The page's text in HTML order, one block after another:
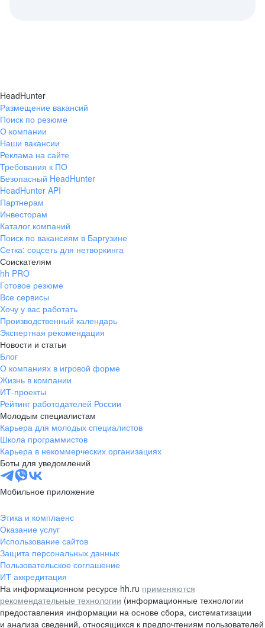
HeadHunter
Размещение вакансий
Поиск по резюме
О компании
Наши вакансии
Реклама на сайте
Требования к ПО
Безопасный HeadHunter
HeadHunter API
Партнерам
Инвесторам
Каталог компаний
Поиск по вакансиям в Баргузине
Сетка: соцсеть для нетворкинга
Соискателям
hh PRO
Готовое резюме
Все сервисы
Хочу у вас работать
Производственный календарь
Экспертная рекомендация
Новости и статьи
Блог
О компаниях в игровой форме
Жизнь в компании
ИТ-проекты
Рейтинг работодателей России
Молодым специалистам
Карьера для молодых специалистов
Школа программистов
Карьера в некоммерческих организациях
Боты для уведомлений
Мобильное приложение
Этика и комплаенс
Оказание услуг
Использование сайтов
Защита персональных данных
Пользовательское соглашение
ИТ аккредитация
На информационном ресурсе hh.ru применяются
рекомендательные технологии (информационные технологии
предоставления информации на основе сбора, систематизации
и анализа сведений, относящихся к предпочтениям пользователей